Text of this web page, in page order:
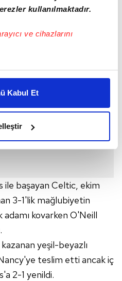
kullanılmaktadır.
ve cihazlarını
sizlere özel
Bunu yaparken
reklam deneyimi sunmak
ve bu noktada,
çerezlere izin vermedikleri
reklamlar
için İnternet
kişilere ait çerezler
vasıtasıyla çeşitli kişisel
olan çerezler bilgi
Kabul Et
ile başayan Celtic, ekim
3-1'lik mağlubiyetin
kovarken O'Neill
yeşil-beyazlı
teslim etti ancak iç
2-1 yenildi.